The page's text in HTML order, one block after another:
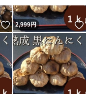
いいね！
2,999円